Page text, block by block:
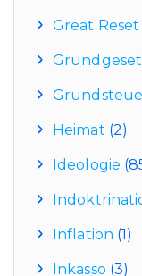
Great Reset
Heimat (2)
Ideologie
Inflation (1)
Inkasso (3)